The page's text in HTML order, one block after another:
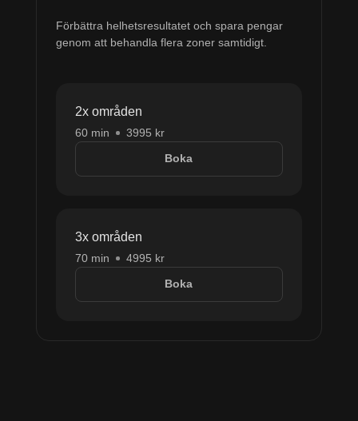
Förbättra helhetsresultatet och spara pengar
genom att behandla flera zoner samtidigt.
2x områden
60 min 3995 kr
Boka
3x områden
70 min 4995 kr
Boka